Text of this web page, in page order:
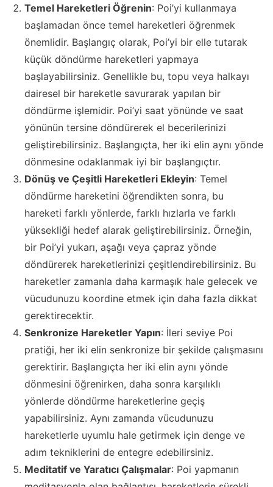
Temel Hareketleri Öğrenin: Poi’yi kullanmaya
başlamadan önce temel hareketleri öğrenmek
önemlidir. Başlangıç olarak, Poi’yi bir elle tutarak
küçük döndürme hareketleri yapmaya
başlayabilirsiniz. Genellikle bu, topu veya halkayı
dairesel bir hareketle savurarak yapılan bir
döndürme işlemidir. Poi’yi saat yönünde ve saat
yönünün tersine döndürerek el becerilerinizi
geliştirebilirsiniz. Başlangıçta, her iki elin aynı yönde
dönmesine odaklanmak iyi bir başlangıçtır.
Dönüş ve Çeşitli Hareketleri Ekleyin: Temel
döndürme hareketini öğrendikten sonra, bu
hareketi farklı yönlerde, farklı hızlarla ve farklı
yüksekliği hedef alarak geliştirebilirsiniz. Örneğin,
bir Poi’yi yukarı, aşağı veya çapraz yönde
döndürerek hareketlerinizi çeşitlendirebilirsiniz. Bu
hareketler zamanla daha karmaşık hale gelecek ve
vücudunuzu koordine etmek için daha fazla dikkat
gerektirecektir.
Senkronize Hareketler Yapın: İleri seviye Poi
pratiği, her iki elin senkronize bir şekilde çalışmasını
gerektirir. Başlangıçta her iki elin aynı yönde
dönmesini öğrenirken, daha sonra karşılıklı
yönlerde döndürme hareketlerine geçiş
yapabilirsiniz. Aynı zamanda vücudunuzu
hareketlerle uyumlu hale getirmek için denge ve
adım tekniklerini de entegre edebilirsiniz.
Meditatif ve Yaratıcı Çalışmalar: Poi yapmanın